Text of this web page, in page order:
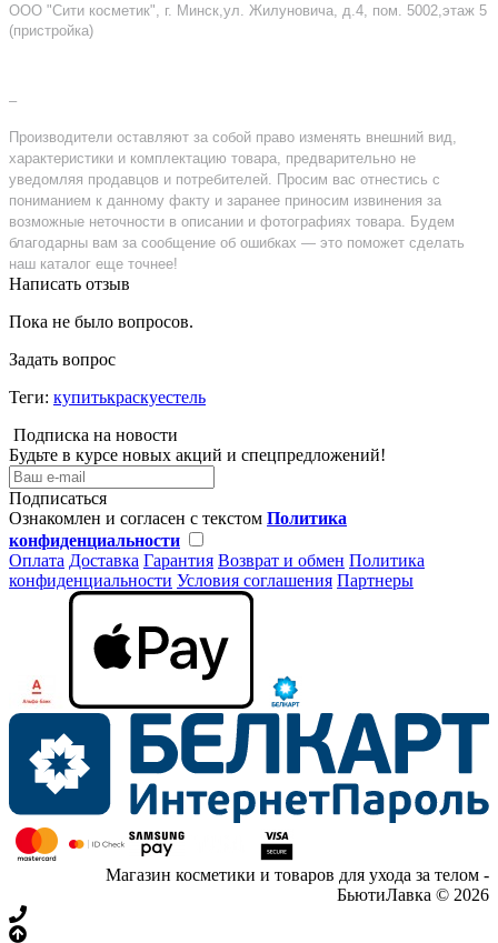
ООО "Сити косметик", г. Минск,ул. Жилуновича, д.4, пом. 5002,этаж 5
(пристройка)
–
Производители оставляют за собой право изменять внешний вид,
характеристики и комплектацию товара, предварительно не
уведомляя продавцов и потребителей. Просим вас отнестись с
пониманием к данному факту и заранее приносим извинения за
возможные неточности в описании и фотографиях товара. Будем
благодарны вам за сообщение об ошибках — это поможет сделать
наш каталог еще точнее!
Написать отзыв
Пока не было вопросов.
Задать вопрос
Теги: купитькраскуестель
Подписка на новости
Будьте в курсе новых акций и спецпредложений!
Подписаться
Ознакомлен и согласен с текстом Политика
конфиденциальности
Оплата Доставка Гарантия Возврат и обмен Политика
конфиденциальности Условия соглашения Партнеры
Магазин косметики и товаров для ухода за телом -
БьютиЛавка © 2026